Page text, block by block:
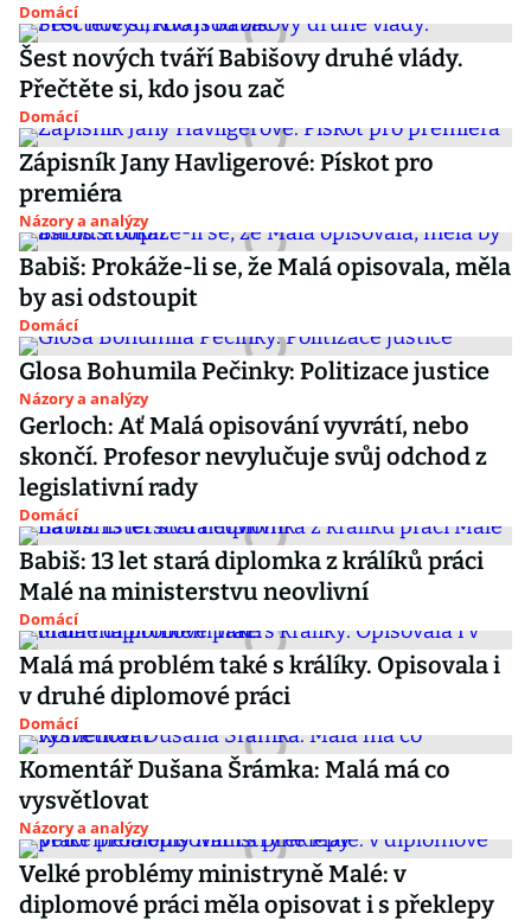
Domácí
Šest nových tváří Babišovy druhé vlády.
Přečtěte si, kdo jsou zač
Domácí
Zápisník Jany Havligerové: Pískot pro
premiéra
Názory a analýzy
Babiš: Prokáže-li se, že Malá opisovala, měla
by asi odstoupit
Domácí
Glosa Bohumila Pečinky: Politizace justice
Názory a analýzy
Gerloch: Ať Malá opisování vyvrátí, nebo
skončí. Profesor nevylučuje svůj odchod z
legislativní rady
Domácí
Babiš: 13 let stará diplomka z králíků práci
Malé na ministerstvu neovlivní
Domácí
Malá má problém také s králíky. Opisovala i
v druhé diplomové práci
Domácí
Komentář Dušana Šrámka: Malá má co
vysvětlovat
Názory a analýzy
Velké problémy ministryně Malé: v
diplomové práci měla opisovat i s překlepy